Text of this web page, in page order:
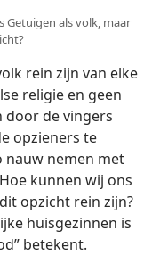
Getuigen als volk, maar
rein zijn van elke
religie en geen
door de vingers
opzieners te
nauw nemen met
kunnen wij ons
opzicht rein zijn?
huisgezinnen is
betekent.